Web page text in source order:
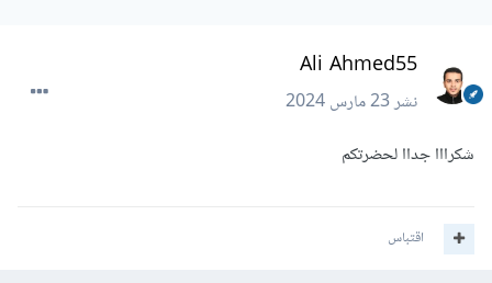
Ali Ahmed55
نشر23 مارس 2024
شكرااا جداا لحضرتكم
اقتباس